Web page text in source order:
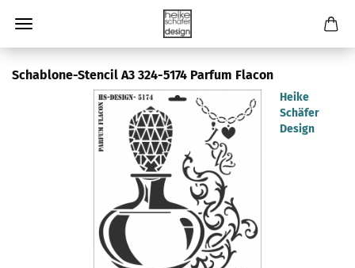
Schablone-Stencil A3 324-5174 Parfum Flacon
Heike
Schäfer
Design